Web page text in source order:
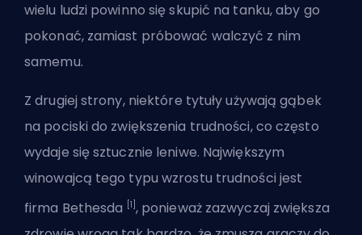
wielu ludzi powinno się skupić na tanku, aby go
pokonać, zamiast próbować walczyć z nim
samemu.
Z drugiej strony, niektóre tytuły używają gąbek
na pociski do zwiększenia trudności, co często
wydaje się sztucznie leniwe. Największym
winowajcą tego typu wzrostu trudności jest
firma Bethesda
[1] , ponieważ zazwyczaj zwiększa